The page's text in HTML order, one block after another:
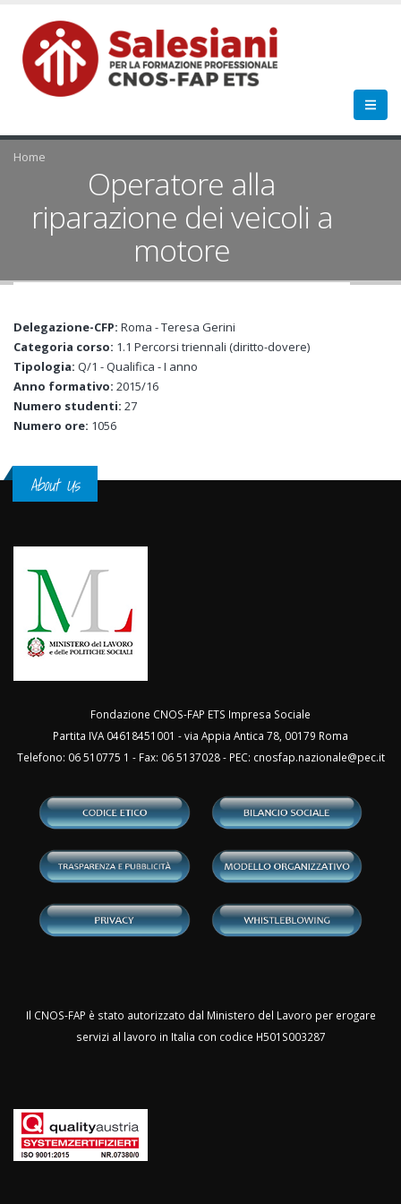
Home
Operatore alla
riparazione dei veicoli a
motore
Delegazione-CFP: Roma - Teresa Gerini
Categoria corso: 1.1 Percorsi triennali (diritto-dovere)
Tipologia: Q/1 - Qualifica - I anno
Anno formativo: 2015/16
Numero studenti: 27
Numero ore: 1056
About Us
Fondazione CNOS-FAP ETS Impresa Sociale
Partita IVA 04618451001 - via Appia Antica 78, 00179 Roma
Telefono: 06 510775 1 - Fax: 06 5137028 - PEC: cnosfap.nazionale@pec.it
Il CNOS-FAP è stato autorizzato dal Ministero del Lavoro per erogare
servizi al lavoro in Italia con codice H501S003287